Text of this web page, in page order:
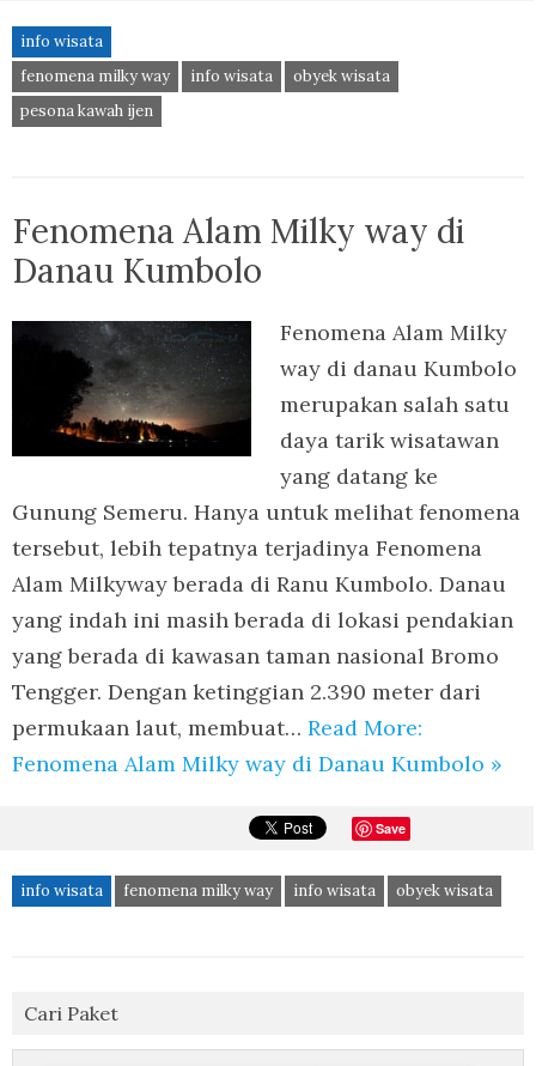
info wisata
fenomena milky way
info wisata
obyek wisata
pesona kawah ijen
Fenomena Alam Milky way di
Danau Kumbolo
Fenomena Alam Milky
way di danau Kumbolo
merupakan salah satu
daya tarik wisatawan
yang datang ke
Gunung Semeru. Hanya untuk melihat fenomena
tersebut, lebih tepatnya terjadinya Fenomena
Alam Milkyway berada di Ranu Kumbolo. Danau
yang indah ini masih berada di lokasi pendakian
yang berada di kawasan taman nasional Bromo
Tengger. Dengan ketinggian 2.390 meter dari
permukaan laut, membuat… Read More:
Fenomena Alam Milky way di Danau Kumbolo »
Save
info wisata fenomena milky way info wisata obyek wisata
Cari Paket